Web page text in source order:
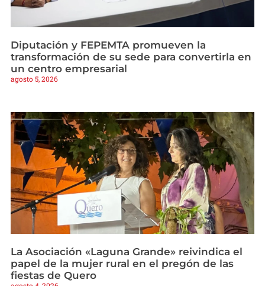
Diputación y FEPEMTA promueven la
transformación de su sede para convertirla en
un centro empresarial
agosto 5, 2026
La Asociación «Laguna Grande» reivindica el
papel de la mujer rural en el pregón de las
fiestas de Quero